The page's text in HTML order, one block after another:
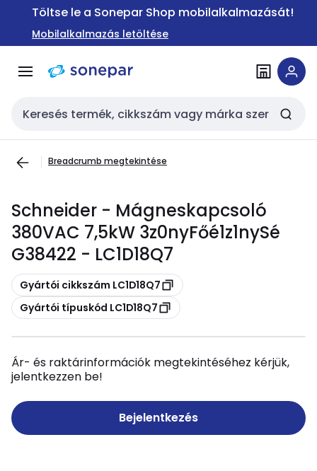
Ugrás a
Ugrás a
tartalomra
Töltse le a Sonepar Shop mobilalkalmazását!
Mobilalkalmazás letöltése
Keresési bemenet
Breadcrumb megtekintése
Schneider - Mágneskapcsoló
380VAC 7,5kW 3z0nyFőé1z1nySé
G38422 - LC1D18Q7
Másolás
Gyártói cikkszám LC1D18Q7
Másolás
Gyártói típuskód LC1D18Q7
Ár- és raktárinformációk megtekintéséhez kérjük,
jelentkezzen be!
Bejelentkezés